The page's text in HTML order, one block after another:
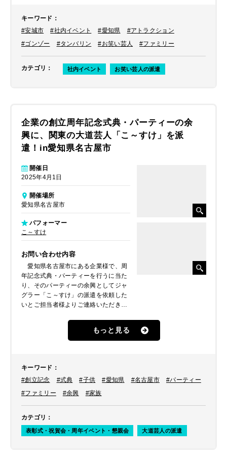
せでくださいました。
キーワード ：
#安城市
#社内イベント #愛知県
#アトラクション
#ゴンゾー
#タンバリン #お笑い芸人 #ファミリー
カテゴリ ： 社内イベント お笑い芸人の派遣
企業の創立周年記念式典・パーティーの余
興に、関東の大道芸人「こ～すけ」を派
遣！in愛知県名古屋市
開催日
2025年4月1日
開催場所
愛知県名古屋市
パフォーマー
こ～すけ
お問い合わせ内容
愛知県名古屋市にある企業様で、周
年記念式典・パーティーを行うに当た
り、そのパーティーの余興としてジャ
グラー「こ～すけ」の派遣を依頼した
いとご担当者様よりご連絡いただきま
ご担当者様が過去にどこかで「こ～
すけ」のパフォーマンスを見たことが
もっと見る
キーワード ：
#創立記念
#式典 #子供 #愛知県 #名古屋市
#パーティー
#ファミリー
#余興 #家族
カテゴリ ：
表彰式・祝賀会・周年イベント・懇親会 大道芸人の派遣